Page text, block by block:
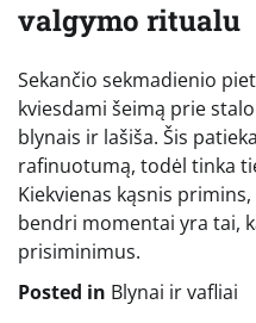
valgymo ritualu
Sekančio sekmadienio
kviesdami šeimą prie
blynais ir lašiša. Šis
rafinuotumą, todėl tinka
Kiekvienas kąsnis
bendri momentai yra tai,
prisiminimus.
Posted in Blynai ir vafliai